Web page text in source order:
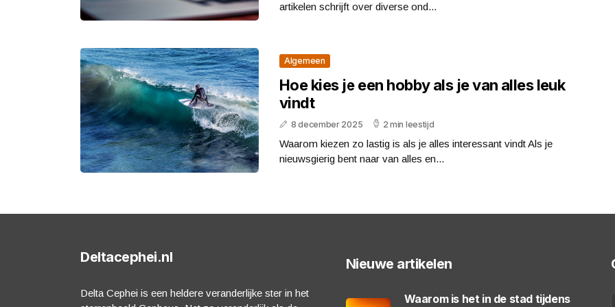
artikelen schrijft over diverse ond...
Algemeen
Hoe kies je een hobby als je van alles leuk
vindt
8 december 2025 2 min leestijd
Waarom kiezen zo lastig is als je alles interessant vindt Als je
nieuwsgierig bent naar van alles en...
Deltacephei.nl
Delta Cephei is een heldere veranderlijke ster in het
Nieuwe artikelen
Waarom is het in de stad tijdens